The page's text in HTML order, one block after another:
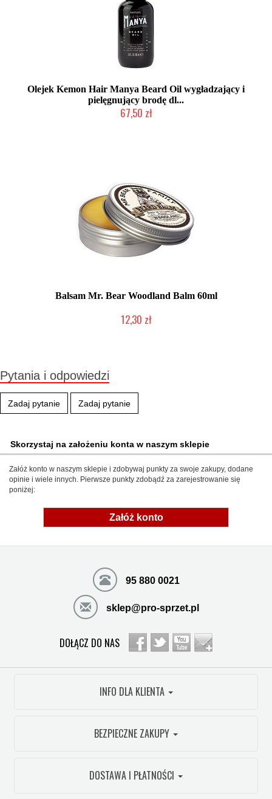
Olejek Kemon Hair Manya Beard Oil wygładzający i
pielęgnujący brodę dl...
67,50 zł
Balsam Mr. Bear Woodland Balm 60ml
12,30 zł
Pytania i odpowiedzi
Zadaj pytanie Zadaj pytanie
Skorzystaj na założeniu konta w naszym sklepie
Załóż konto w naszym sklepie i zdobywaj punkty za swoje zakupy, dodane
opinie i wiele innych. Pierwsze punkty zdobądź za zarejestrowanie się
poniżej:
Załóż konto
95 880 0021
sklep@pro-sprzet.pl
DOŁĄCZ DO NAS
INFO DLA KLIENTA
BEZPIECZNE ZAKUPY
DOSTAWA I PŁATNOŚCI